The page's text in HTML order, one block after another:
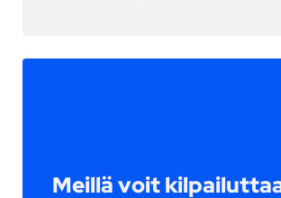
Meillä voit